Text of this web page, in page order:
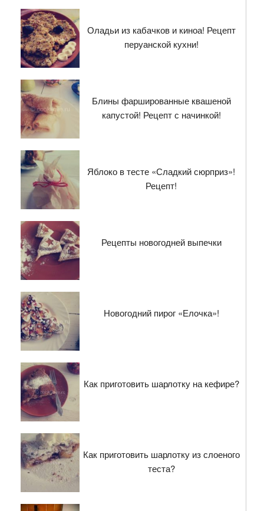
Оладьи из кабачков и киноа! Рецепт
перуанской кухни!
Блины фаршированные квашеной
капустой! Рецепт с начинкой!
Яблоко в тесте «Сладкий сюрприз»!
Рецепт!
Рецепты новогодней выпечки
Новогодний пирог «Елочка»!
Как приготовить шарлотку на кефире?
Как приготовить шарлотку из слоеного
теста?